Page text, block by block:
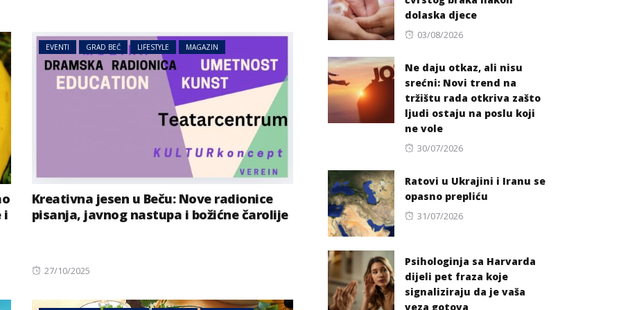
i
EVENTI GRAD BEČ LIFESTYLE MAGAZIN
Kreativna jesen u Beču: Nove radionice
pisanja, javnog nastupa i božićne čarolije
Posted
27/10/2025
dolaska djece
Posted
03/08/2026
Ne daju otkaz, ali nisu
srećni: Novi trend na
tržištu rada otkriva zašto
ljudi ostaju na poslu koji
ne vole
Posted
30/07/2026
Ratovi u Ukrajini i Iranu se
opasno prepliću
Posted
31/07/2026
Psihologinja sa Harvarda
dijeli pet fraza koje
signaliziraju da je vaša
veza gotova